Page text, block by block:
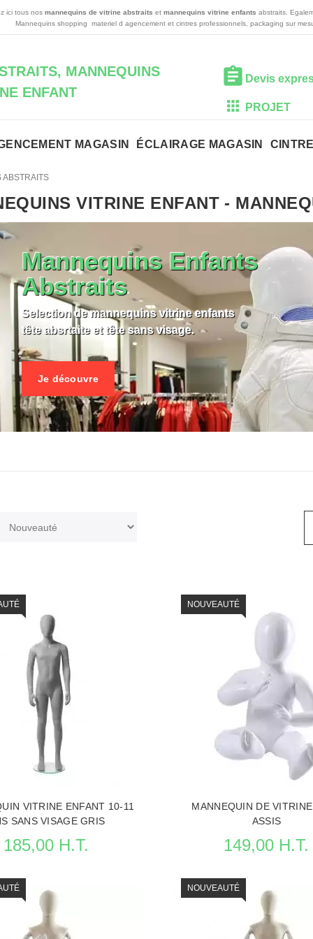
ici tous nos mannequins de vitrine abstraits et mannequins vitrine enfants abstraits.
Mannequins shopping materiel d agencement et cintres professionnels, packaging sur
MANNEQUINS
ENFANT
Devis
PROJET
MAGASIN ÉCLAIRAGE MAGASIN
ABSTRAITS
VITRINE ENFANT-
Mannequins Enfants
Abstraits
Selection de mannequins vitrine enfants
tête absrtaite et tête sans visage.
Je découvre
VITRINE ENFANT 10-11
SANS VISAGE GRIS
185,00 H.T.
NOUVEAUTÉ
MANNEQUIN DE
ASSIS
149,00 H.T.
NOUVEAUTÉ